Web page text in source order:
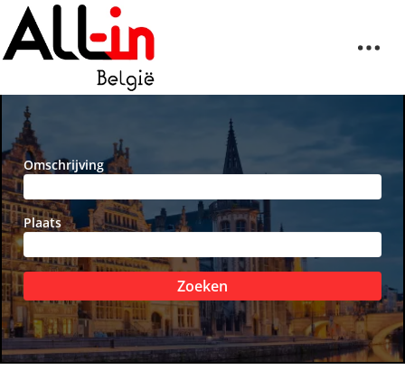
Omschrijving
Plaats
Zoeken